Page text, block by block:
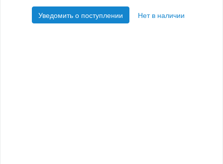
Уведомить о поступлении Нет в наличии